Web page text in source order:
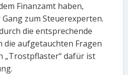
Finanzamt haben,
zum Steuerexperten.
die entsprechende
die aufgetauchten Fragen
„Trostpflaster“ dafür ist